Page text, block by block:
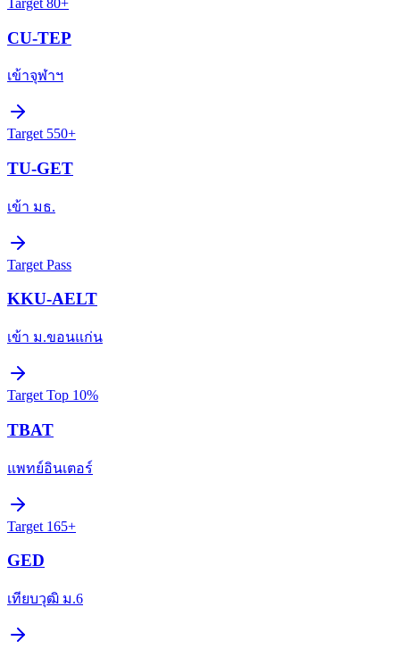
CU-TEP
เข้าจุฬาฯ
Target 550+
TU-GET
เข้า มธ.
Target Pass
KKU-AELT
เข้า ม.ขอนแก่น
Target Top 10%
TBAT
แพทย์อินเตอร์
Target 165+
GED
เทียบวุฒิ ม.6